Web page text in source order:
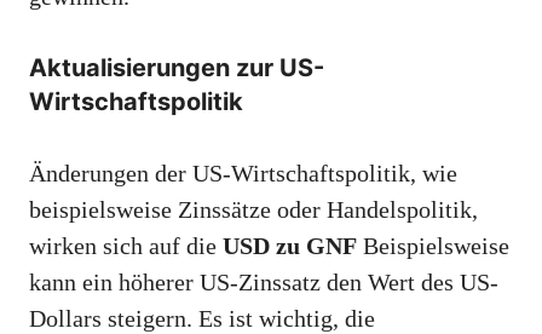
Aktualisierungen zur US-
Wirtschaftspolitik
Änderungen der US-Wirtschaftspolitik, wie
beispielsweise Zinssätze oder Handelspolitik,
wirken sich auf die USD zu GNF Beispielsweise
kann ein höherer US-Zinssatz den Wert des US-
Dollars steigern. Es ist wichtig, die